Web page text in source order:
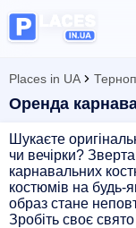
Places in UA
Оренда
Шукаєте
чи вечірки?
карнавальних
костюмів на будь-
образ стане
Зробіть своє